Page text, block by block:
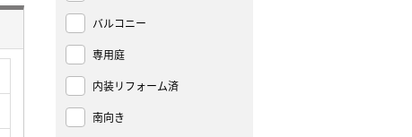
バルコニー
専用庭
内装リフォーム済
南向き